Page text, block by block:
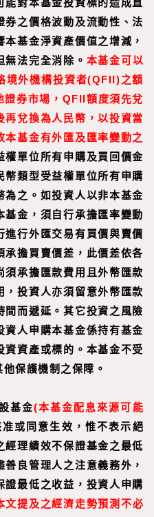
之價格波動及流動性、法
基金淨資產價值之增減，
法完全消除。 本基金可以
境外機構投資者(QFII)之額
證券市場，QFII額度須先兌
再兌換為人民幣，以投資當
基金有外匯及匯率變動之
權單位所有申購及買回價金
幣類型受益權單位所有申購
為之。如投資人以非本基金
基金，須自行承擔匯率變動
進行外匯交易有買價與賣價
承擔買賣價差，此價差依各
承擔匯款費用且外幣匯款
，投資人亦須留意外幣匯款
間而遞延。其它投資之風險
資人申購本基金係持有基金
資資產或標的。本基金不受
保護機制之保障。
基金(本基金配息來源可能
或同意生效，惟不表示絕
理績效不保證基金之最低
良管理人之注意義務外，
最低之收益，投資人申購
文提及之經濟走勢預測不必